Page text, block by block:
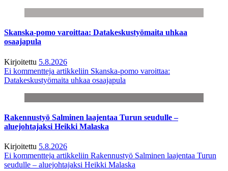
Skanska-pomo varoittaa: Datakeskustyömaita uhkaa
osaajapula
Kirjoitettu 5.8.2026
Ei kommentteja artikkeliin Skanska-pomo varoittaa:
Datakeskustyömaita uhkaa osaajapula
Rakennustyö Salminen laajentaa Turun seudulle –
aluejohtajaksi Heikki Malaska
Kirjoitettu 5.8.2026
Ei kommentteja artikkeliin Rakennustyö Salminen laajentaa Turun
seudulle – aluejohtajaksi Heikki Malaska